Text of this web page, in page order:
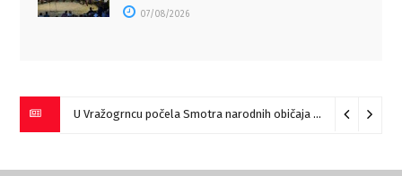
07/08/2026
U Vražogrncu počela Smotra narodnih običaja „Vražogrnački točak“